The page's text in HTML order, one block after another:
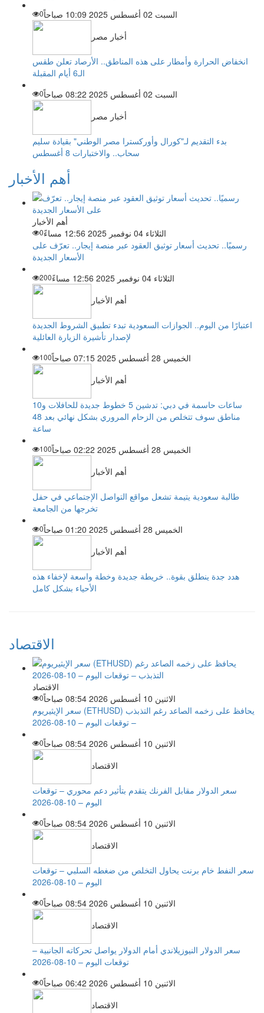
السبت 02 أغسطس 2025 10:09 صباحاً
0
أخبار مصر
انخفاض الحرارة وأمطار على هذه المناطق.. الأرصاد تعلن طقس
الـ6 أيام المقبلة
السبت 02 أغسطس 2025 08:22 صباحاً
0
أخبار مصر
بدء التقديم لـ"كورال وأوركسترا مصر الوطني" بقيادة سليم
سحاب.. والاختبارات 8 أغسطس
أهم الأخبار
أهم الأخبار
الثلاثاء 04 نوفمبر 2025 12:56 مساءً
0
رسميًا.. تحديث أسعار توثيق العقود عبر منصة إيجار.. تعرّف على
الأسعار الجديدة
الثلاثاء 04 نوفمبر 2025 12:56 مساءً
200
أهم الأخبار
اعتبارًا من اليوم.. الجوازات السعودية تبدء تطبيق الشروط الجديدة
لإصدار تأشيرة الزيارة العائلية
الخميس 28 أغسطس 2025 07:15 صباحاً
100
أهم الأخبار
ساعات حاسمة في دبي: تدشين 5 خطوط جديدة للحافلات و10
مناطق سوف تتخلص من الزحام المروري بشكل نهائي بعد 48
ساعة
الخميس 28 أغسطس 2025 02:22 صباحاً
100
أهم الأخبار
طالبة سعودية يتيمة تشعل مواقع التواصل الإجتماعي في حفل
تخرجها من الجامعة
الخميس 28 أغسطس 2025 01:20 صباحاً
0
أهم الأخبار
هدد جدة ينطلق بقوة.. خريطة جديدة وخطة واسعة لإخفاء هذه
الأحياء بشكل كامل
الاقتصاد
الاقتصاد
الاثنين 10 أغسطس 2026 08:54 صباحاً
0
سعر الإيثيريوم (ETHUSD) يحافظ على زخمه الصاعد رغم التذبذب
– توقعات اليوم – 10-08-2026
الاثنين 10 أغسطس 2026 08:54 صباحاً
0
الاقتصاد
سعر الدولار مقابل الفرنك يتقدم بتأثير دعم محوري – توقعات
اليوم – 10-08-2026
الاثنين 10 أغسطس 2026 08:54 صباحاً
0
الاقتصاد
سعر النفط خام برنت يحاول التخلص من ضغطه السلبي – توقعات
اليوم – 10-08-2026
الاثنين 10 أغسطس 2026 08:54 صباحاً
0
الاقتصاد
سعر الدولار النيوزيلاندي أمام الدولار يواصل تحركاته الجانبية –
توقعات اليوم – 10-08-2026
الاثنين 10 أغسطس 2026 06:42 صباحاً
0
الاقتصاد